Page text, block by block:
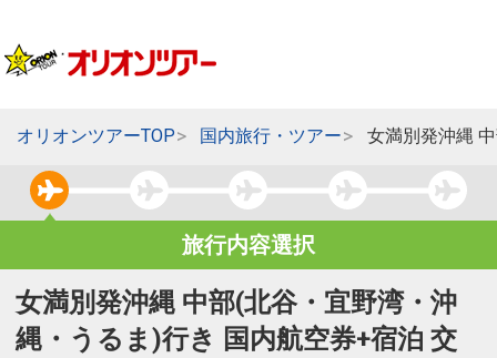
オリオンツアーTOP 国内旅行・ツアー 女満別発沖縄
旅行内容選択
女満別発沖縄 中部(北谷・宜野湾・沖
縄・うるま)行き 国内航空券+宿泊 交